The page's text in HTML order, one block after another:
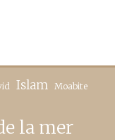
Islam Moabite
la mer